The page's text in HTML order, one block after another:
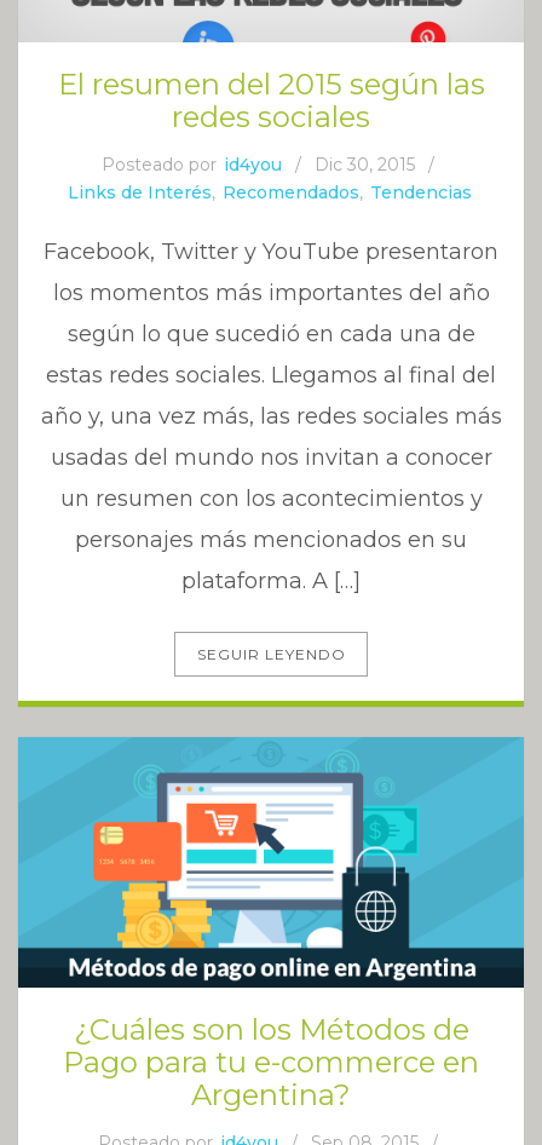
El resumen del 2015 según las
redes sociales
Posteado por id4you / Dic 30, 2015
/
Links de Interés, Recomendados, Tendencias
Facebook, Twitter y YouTube presentaron
los momentos más importantes del año
según lo que sucedió en cada una de
estas redes sociales. Llegamos al final del
año y, una vez más, las redes sociales más
usadas del mundo nos invitan a conocer
un resumen con los acontecimientos y
personajes más mencionados en su
plataforma. A […]
SEGUIR LEYENDO
¿Cuáles son los Métodos de
Pago para tu e-commerce en
Argentina?